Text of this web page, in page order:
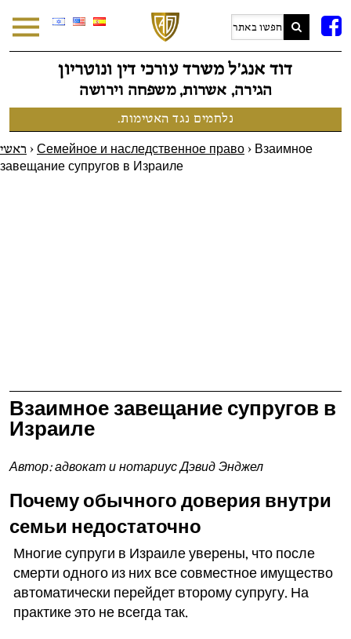
דוד אנג׳ל משרד עורכי דין ונוטריון
הגירה, אשרות, משפחה וירושה
נלחמים נגד האטימות.
ראשי > Семейное и наследственное право > Взаимное
завещание супругов в Израиле
Взаимное завещание супругов в
Израиле
Автор: адвокат и нотариус Дэвид Энджел
Почему обычного доверия внутри
семьи недостаточно
Многие супруги в Израиле уверены, что после
смерти одного из них все совместное имущество
автоматически перейдет второму супругу. На
практике это не всегда так.